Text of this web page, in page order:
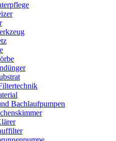
Bachlaufpumpen